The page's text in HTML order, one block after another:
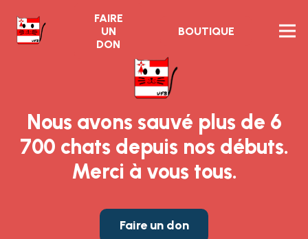
FAIRE
UN
DON
BOUTIQUE
Nous avons sauvé plus de 6
700 chats depuis nos débuts.
Merci à vous tous.
Faire un don